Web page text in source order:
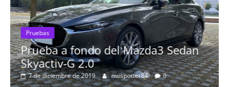
Pruebas
Prueba a fondo del Mazda3 Sedan
Skyactiv-G 2.0
7 de diciembre de 2019 mospotter84 0